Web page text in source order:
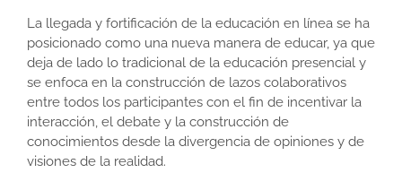
La llegada y fortificación de la educación en línea se ha
posicionado como una nueva manera de educar, ya que
deja de lado lo tradicional de la educación presencial y
se enfoca en la construcción de lazos colaborativos
entre todos los participantes con el fin de incentivar la
interacción, el debate y la construcción de
conocimientos desde la divergencia de opiniones y de
visiones de la realidad.